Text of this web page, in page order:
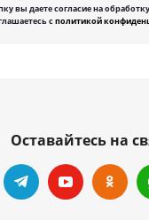
вы даете согласие на
сполитикой
Оставайтесь на